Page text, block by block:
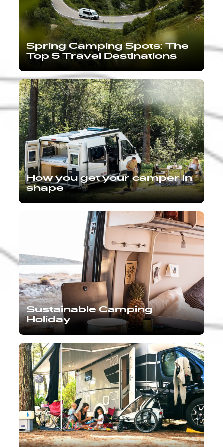
Spring Camping Spots: The
Top 5 Travel Destinations
How you get your camper in
shape
Sustainable Camping
Holiday